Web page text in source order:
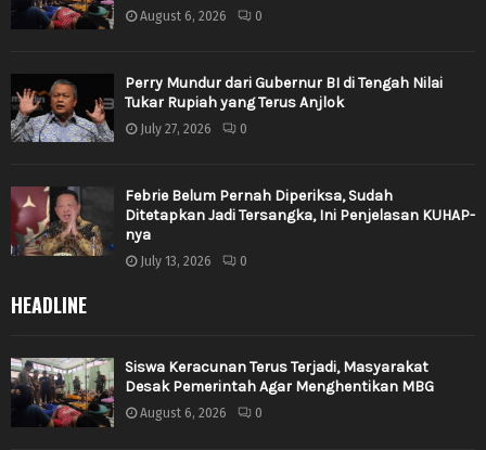
August 6, 2026 0
Perry Mundur dari Gubernur BI di Tengah Nilai
Tukar Rupiah yang Terus Anjlok
July 27, 2026 0
Febrie Belum Pernah Diperiksa, Sudah
Ditetapkan Jadi Tersangka, Ini Penjelasan KUHAP-
nya
July 13, 2026 0
HEADLINE
Siswa Keracunan Terus Terjadi, Masyarakat
Desak Pemerintah Agar Menghentikan MBG
August 6, 2026 0